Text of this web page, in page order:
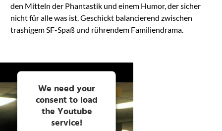
den Mitteln der Phantastik und einem Humor, der sicher
nicht für alle was ist. Geschickt balancierend zwischen
trashigem SF-Spaß und rührendem Familiendrama.
We need your
consent to load
the Youtube
service!